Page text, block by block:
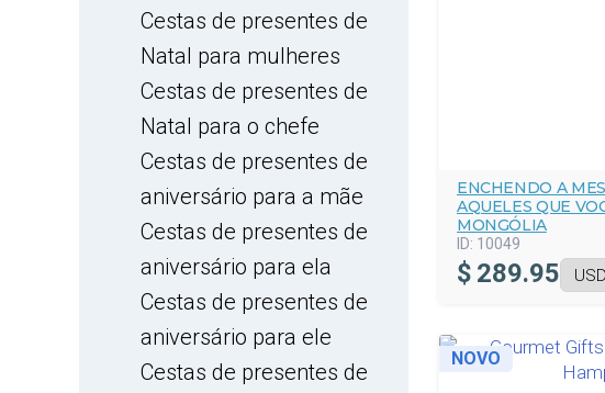
Cestas de presentes de
Natal para mulheres
Cestas de presentes de
Natal para o chefe
Cestas de presentes de
aniversário para a mãe
Cestas de presentes de
aniversário para ela
Cestas de presentes de
aniversário para ele
Cestas de presentes de
ENCHENDO A
AQUELES QUE
MONGÓLIA
ID: 10049
$ 289.95
NOVO